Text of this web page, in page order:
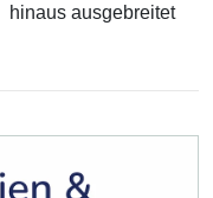
hinaus ausgebreitet